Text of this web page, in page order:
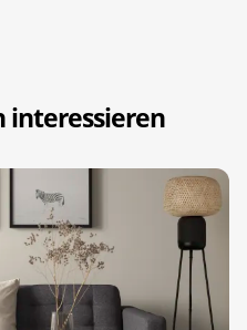
interessieren